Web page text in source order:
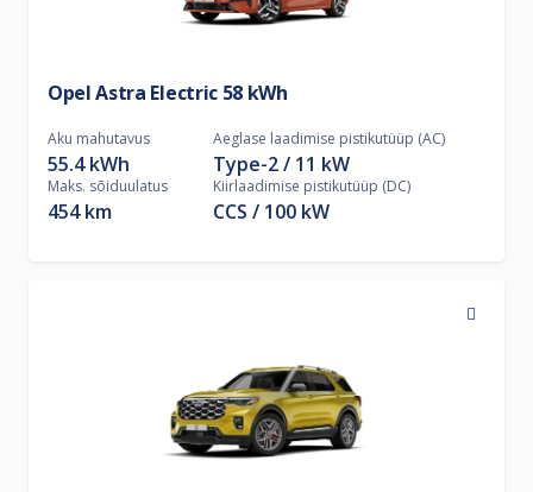
Opel Astra Electric 58 kWh
Aku mahutavus
55.4 kWh
Maks. sõiduulatus
454 km
Aeglase laadimise pistikutüüp (AC)
Type-2 11 kW
Kiirlaadimise pistikutüüp (DC)
CCS 100 kW